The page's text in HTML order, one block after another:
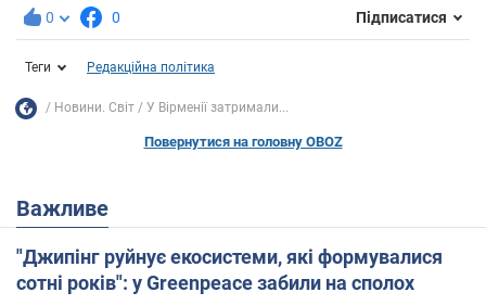
0 0 Підписатися
Теги Редакційна політика
Новини. Світ У Вірменії затримали...
Повернутися на головну OBOZ
Важливе
"Джипінг руйнує екосистеми, які формувалися
сотні років": у Greenpeace забили на сполох